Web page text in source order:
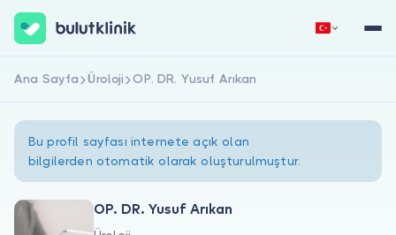
Hemen Kaydol
Ana Sayfa Üroloji OP. DR. Yusuf Arıkan
Bu profil sayfası internete açık olan
bilgilerden otomatik olarak oluşturulmuştur.
OP. DR. Yusuf Arıkan